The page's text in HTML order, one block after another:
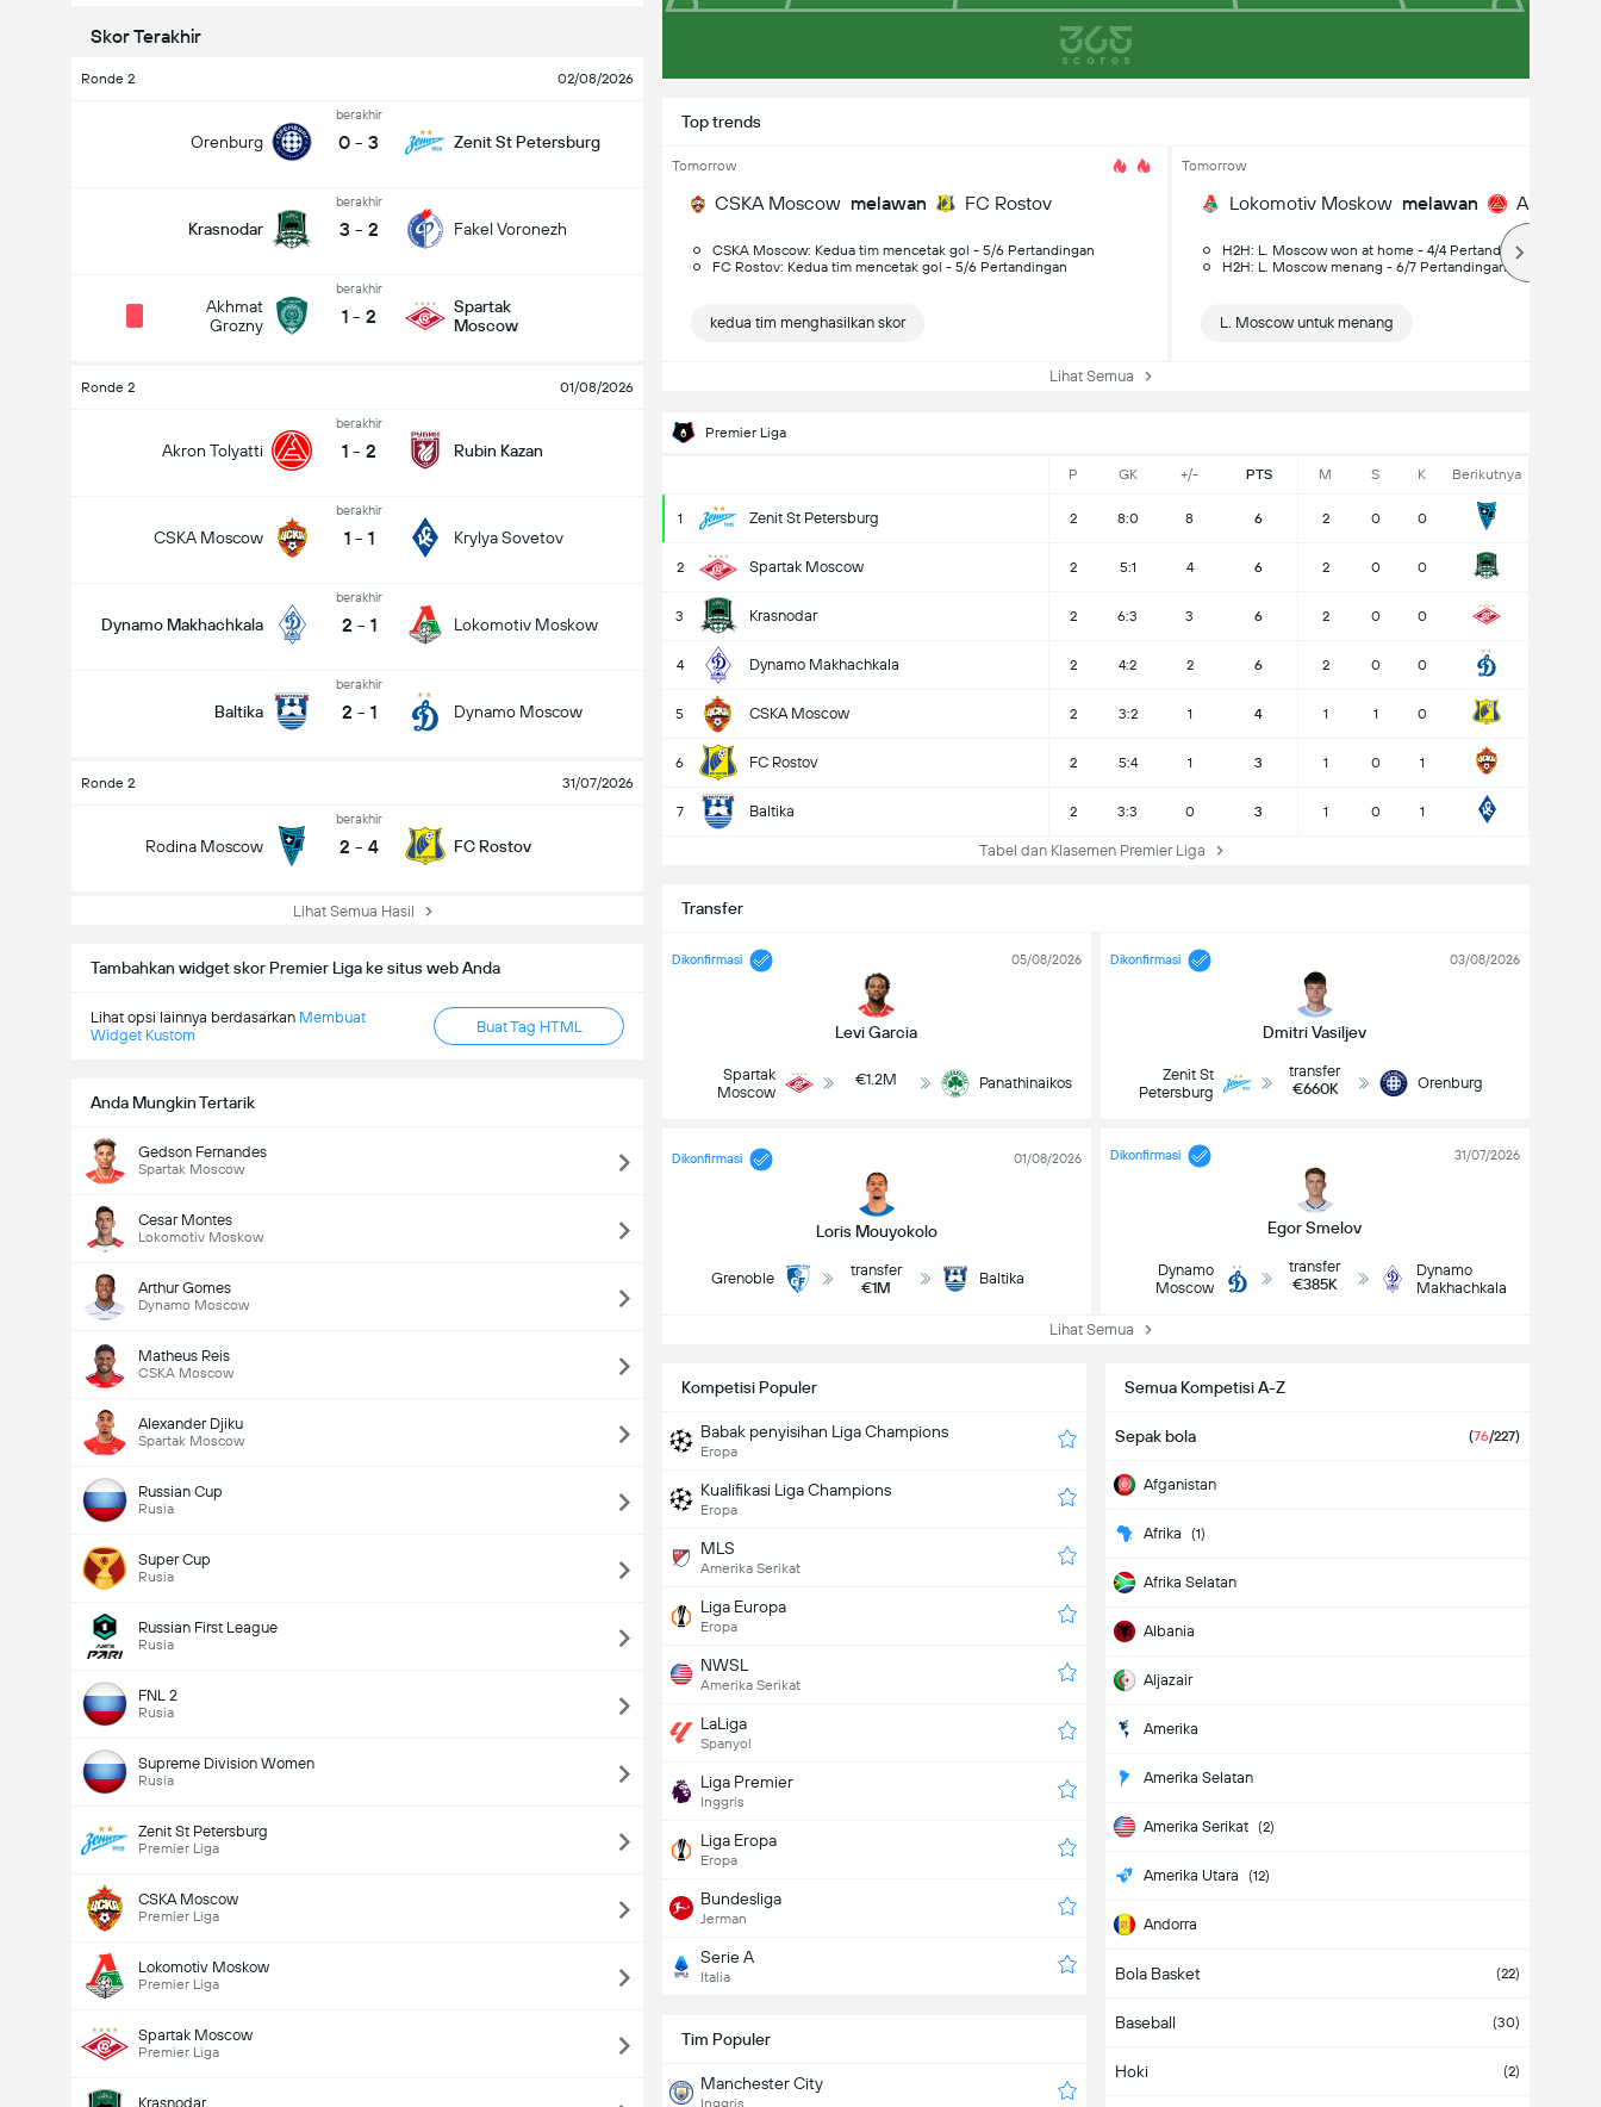
Skor Terakhir
Ronde 2 02/08/2026
Orenburg
berakhir
0 - 3 Zenit St Petersburg
Krasnodar
berakhir
3 - 2 Fakel Voronezh
Akhmat
Grozny
berakhir
1 - 2
Spartak
Moscow
Ronde 2 01/08/2026
Akron Tolyatti
berakhir
1 - 2 Rubin Kazan
CSKA Moscow
berakhir
1 - 1 Krylya Sovetov
Dynamo Makhachkala
berakhir
2 - 1 Lokomotiv Moskow
Baltika
berakhir
2 - 1 Dynamo Moscow
Ronde 2 31/07/2026
Rodina Moscow
berakhir
2 - 4 FC Rostov
Lihat Semua Hasil
Tambahkan widget skor Premier Liga ke situs web Anda
Lihat opsi lainnya berdasarkan Membuat
Widget Kustom
Buat Tag HTML
Anda Mungkin Tertarik
Gedson Fernandes
Spartak Moscow
Cesar Montes
Lokomotiv Moskow
Arthur Gomes
Dynamo Moscow
Matheus Reis
CSKA Moscow
Alexander Djiku
Spartak Moscow
Russian Cup
Rusia
Super Cup
Rusia
Russian First League
Rusia
FNL 2
Rusia
Supreme Division Women
Rusia
Zenit St Petersburg
Premier Liga
CSKA Moscow
Premier Liga
Lokomotiv Moskow
Premier Liga
Spartak Moscow
Premier Liga
Krasnodar
Top trends
Tomorrow
CSKA Moscow melawan FC Rostov
CSKA Moscow: Kedua tim mencetak gol - 5/6 Pertandingan
FC Rostov: Kedua tim mencetak gol - 5/6 Pertandingan
kedua tim menghasilkan skor
Tomorrow
Lokomotiv Moskow melawan Akron
H2H: L. Moscow won at home - 4/4 Pertandingan
H2H: L. Moscow menang - 6/7 Pertandingan
L. Moscow untuk menang
Lihat Semua
Transfer
Dikonfirmasi
Levi Garcia
05/08/2026
Spartak
Moscow
€1.2M Panathinaikos
Dikonfirmasi
Dmitri Vasiljev
03/08/2026
Zenit St
Petersburg
transfer
€660K
Orenburg
Dikonfirmasi
Loris Mouyokolo
01/08/2026
Grenoble
transfer
€1M
Baltika
Dikonfirmasi
Egor Smelov
31/07/2026
Dynamo
Moscow
transfer
€385K
Dynamo
Makhachkala
Lihat Semua
Premier Liga
P GK +/- PTS M S K Berikutnya
1 Zenit St Petersburg 2 8:0 8 6 2 0 0
2 Spartak Moscow 2 5:1 4 6 2 0 0
3 Krasnodar 2 6:3 3 6 2 0 0
4 Dynamo Makhachkala 2 4:2 2 6 2 0 0
5 CSKA Moscow 2 3:2 1 4 1 1 0
6 FC Rostov 2 5:4 1 3 1 0 1
7 Baltika 2 3:3 0 3 1 0 1
Tabel dan Klasemen Premier Liga
Kompetisi Populer
Babak penyisihan Liga Champions
Eropa
Kualifikasi Liga Champions
Eropa
MLS
Amerika Serikat
Liga Europa
Eropa
NWSL
Amerika Serikat
LaLiga
Spanyol
Liga Premier
Inggris
Liga Eropa
Eropa
Bundesliga
Jerman
Serie A
Italia
Semua Kompetisi A-Z
Sepak bola (76/227)
Afganistan
Afrika (1)
Afrika Selatan
Albania
Aljazair
Amerika
Amerika Selatan
Amerika Serikat (2)
Amerika Utara (12)
Andorra
Angola
Antigua & Barbuda
Arab Saudi
Bola Basket (22)
Baseball (30)
Hoki (2)
Tim Populer
Manchester City
Inggris